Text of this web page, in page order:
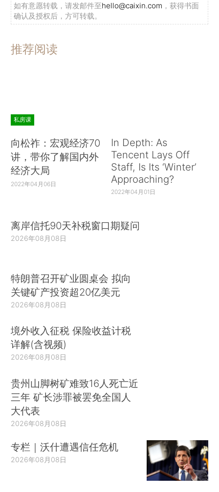
如有意愿转载，请发邮件至hello@caixin.com ，获得书面
确认及授权后，方可转载。
推荐阅读
私房课
向松祚：宏观经济70
讲，带你了解国内外
经济大局
2022年04月06日
In Depth: As
Tencent Lays Off
Staff, Is Its ‘Winter’
Approaching?
2022年04月01日
离岸信托90天补税窗口期疑问
2026年08月08日
特朗普召开矿业圆桌会 拟向
关键矿产投资超20亿美元
2026年08月08日
境外收入征税 保险收益计税
详解(含视频)
2026年08月08日
贵州山脚树矿难致16人死亡近
三年 矿长涉罪被罢免全国人
大代表
2026年08月08日
专栏｜沃什遭遇信任危机
2026年08月08日